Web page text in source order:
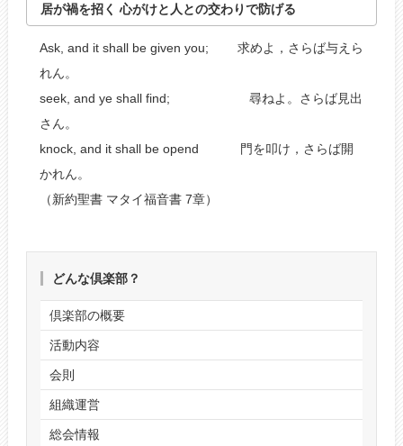
居が禍を招く 心がけと人との交わりで防げる
Ask, and it shall be given you; 求めよ，さらば与えら
れん。
seek, and ye shall find; 尋ねよ。さらば見出
さん。
knock, and it shall be opend 門を叩け，さらば開
かれん。
（新約聖書 マタイ福音書 7章）
どんな倶楽部？
倶楽部の概要
活動内容
会則
組織運営
総会情報